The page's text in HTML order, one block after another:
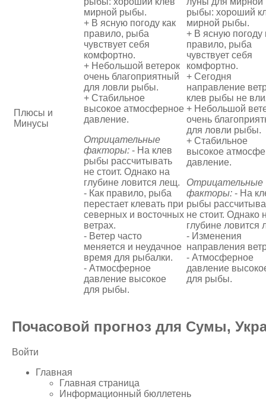
Плюсы и
Минусы
мирной рыбы.
+ В ясную погоду как
правило, рыба
чувствует себя
комфортно.
+ Небольшой ветерок
очень благоприятный
для ловли рыбы.
+ Стабильное
высокое атмосферное
давление.
Отрицательные
факторы: - На клев
рыбы рассчитывать
не стоит. Однако на
глубине ловится лещ.
- Как правило, рыба
перестает клевать при
северных и восточных
ветрах.
- Ветер часто
меняется и неудачное
время для рыбалки.
- Атмосферное
давление высокое
для рыбы.
рыбы: хороший
мирной рыбы.
+ В ясную погоду
правило, рыба
чувствует себя
комфортно.
+ Сегодня
направление
клев рыбы не
+ Небольшой
очень
для ловли рыбы.
+ Стабильное
высокое
давление.
Отрицательные
факторы: - На
рыбы
не стоит. Однако
глубине ловится
- Изменения
направления
- Атмосферное
давление
для рыбы.
Почасовой прогноз для Сумы,
Войти
Главная
Главная страница
Информационный бюллетень